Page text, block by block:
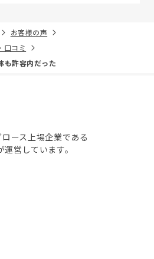
お客様の声
口コミ
も許容内だった
ース上場企業である
営しています。